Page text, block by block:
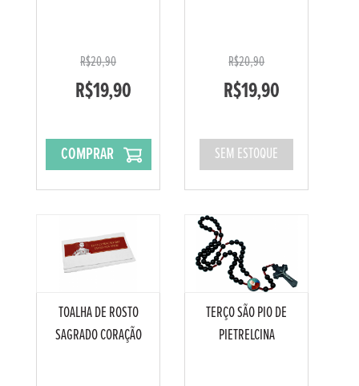
R$20,90
R$19,90
COMPRAR
R$20,90
R$19,90
SEM ESTOQUE
TOALHA DE ROSTO
SAGRADO CORAÇÃO
TERÇO SÃO PIO DE
PIETRELCINA